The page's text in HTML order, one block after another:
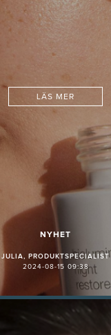
LÄS MER
NYHET
JULIA, PRODUKTSPECIALIST
2024-08-15 09:38